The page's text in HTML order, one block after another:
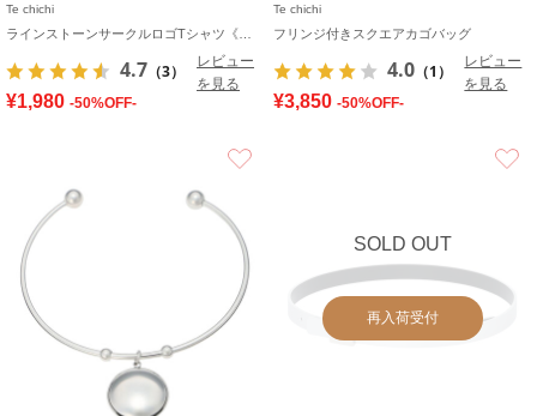
Te chichi
4.7 （3）
レビュー
を見る
¥1,980 -50%OFF-
Te chichi
フリンジ付きスクエアカゴバッグ
4.0 （1）
レビュー
を見る
¥3,850 -50%OFF-
SOLD OUT
再入荷受付